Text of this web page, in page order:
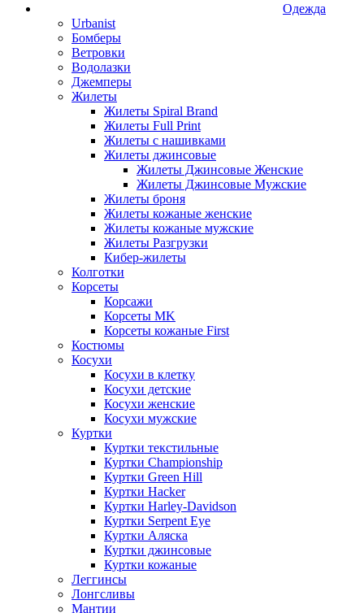
Одежда
Urbanist
Бомберы
Ветровки
Водолазки
Джемперы
Жилеты
Жилеты Spiral Brand
Жилеты Full Print
Жилеты с нашивками
Жилеты джинсовые
Жилеты Джинсовые Женские
Жилеты Джинсовые Мужские
Жилеты броня
Жилеты кожаные женские
Жилеты кожаные мужские
Жилеты Разгрузки
Кибер-жилеты
Колготки
Корсеты
Корсажи
Корсеты MK
Корсеты кожаные First
Костюмы
Косухи
Косухи в клетку
Косухи детские
Косухи женские
Косухи мужские
Куртки
Куртки текстильные
Куртки Championship
Куртки Green Hill
Куртки Hacker
Куртки Harley-Davidson
Куртки Serpent Eye
Куртки Аляска
Куртки джинсовые
Куртки кожаные
Леггинсы
Лонгсливы
Мантии